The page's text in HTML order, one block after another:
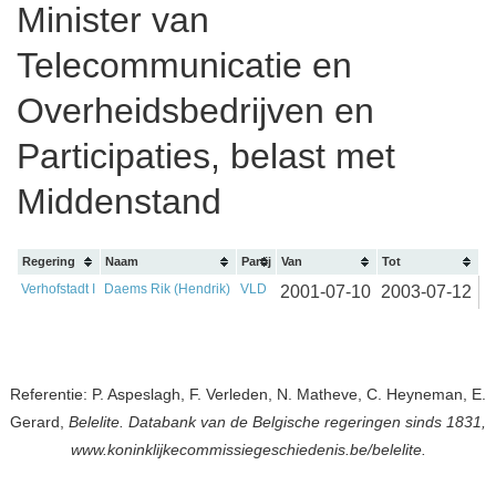
Minister van
Telecommunicatie en
Overheidsbedrijven en
Participaties, belast met
Middenstand
Regering Naam Partij Van Tot
Verhofstadt I Daems Rik (Hendrik) VLD 2001-07-10 2003-07-12
Referentie: P. Aspeslagh, F. Verleden, N. Matheve, C. Heyneman, E.
Gerard, Belelite. Databank van de Belgische regeringen sinds 1831,
www.koninklijkecommissiegeschiedenis.be/belelite.